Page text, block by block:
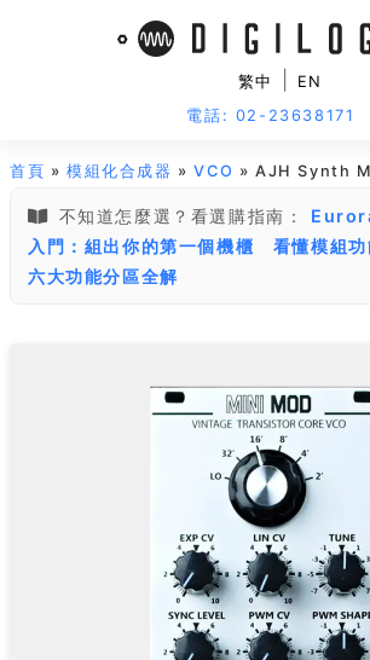
繁中
EN
電話: 02-23638171
首頁 »模組化合成器 »VCO » AJH Synth
不知道怎麼選？看選購指南：
入門：組出你的第一個機櫃
看懂模組
六大功能分區全解